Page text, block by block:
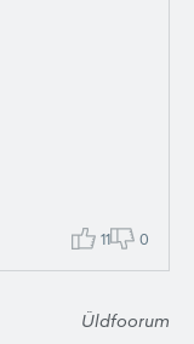
11 0
Üldfoorum